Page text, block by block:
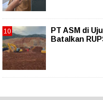
PT ASM di
Batalkan